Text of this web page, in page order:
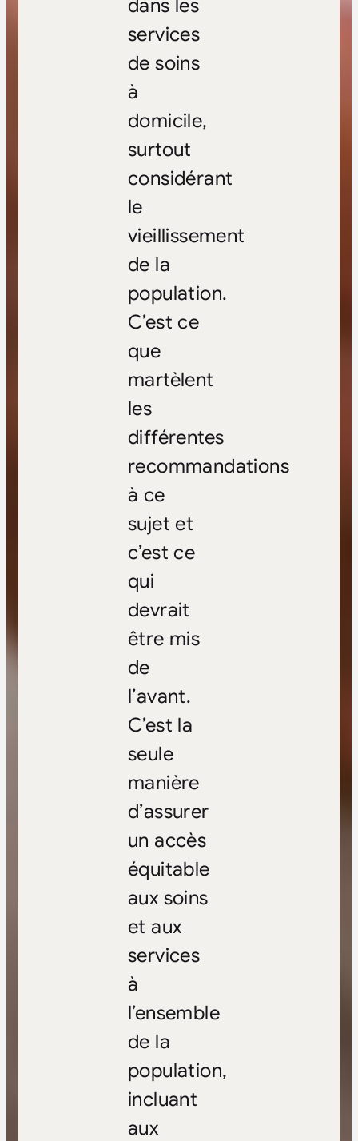
dans les
services
de soins
à
domicile,
surtout
considérant
le
vieillissement
de la
population.
C’est ce
que
martèlent
les
différentes
recommandations
à ce
sujet et
c’est ce
qui
devrait
être mis
de
l’avant.
C’est la
seule
manière
d’assurer
un accès
équitable
aux soins
et aux
services
à
l’ensemble
de la
population,
incluant
aux